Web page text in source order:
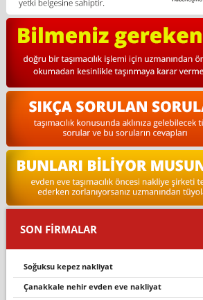
SON FİRMALAR
soğuksu kepez nakliyat
çanakkale nehir evden eve nakliyat